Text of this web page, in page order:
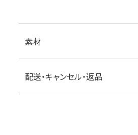
素材
配送・キャンセル・返品